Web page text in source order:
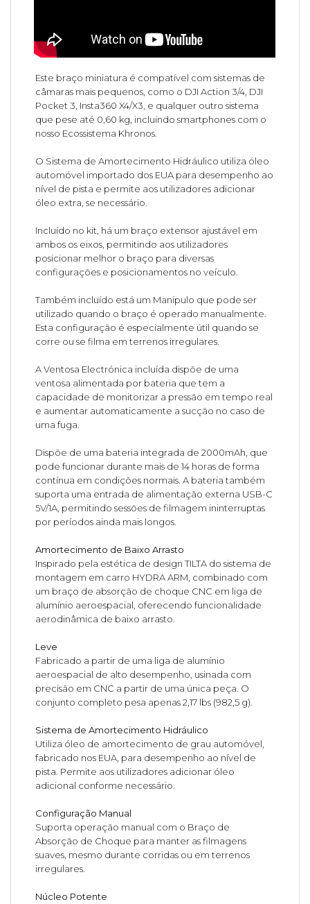
Este braço miniatura é compatível com sistemas de
câmaras mais pequenos, como o DJI Action 3/4, DJI
Pocket 3, Insta360 X4/X3, e qualquer outro sistema
que pese até 0,60 kg, incluindo smartphones com o
nosso Ecossistema Khronos.
O Sistema de Amortecimento Hidráulico utiliza óleo
automóvel importado dos EUA para desempenho ao
nível de pista e permite aos utilizadores adicionar
óleo extra, se necessário.
Incluído no kit, há um braço extensor ajustável em
ambos os eixos, permitindo aos utilizadores
posicionar melhor o braço para diversas
configurações e posicionamentos no veículo.
Também incluído está um Manípulo que pode ser
utilizado quando o braço é operado manualmente.
Esta configuração é especialmente útil quando se
corre ou se filma em terrenos irregulares.
A Ventosa Electrónica incluída dispõe de uma
ventosa alimentada por bateria que tem a
capacidade de monitorizar a pressão em tempo real
e aumentar automaticamente a sucção no caso de
uma fuga.
Dispõe de uma bateria integrada de 2000mAh, que
pode funcionar durante mais de 14 horas de forma
contínua em condições normais. A bateria também
suporta uma entrada de alimentação externa USB-C
5V/1A, permitindo sessões de filmagem ininterruptas
por períodos ainda mais longos.
Amortecimento de Baixo Arrasto
Inspirado pela estética de design TILTA do sistema de
montagem em carro HYDRA ARM, combinado com
um braço de absorção de choque CNC em liga de
alumínio aeroespacial, oferecendo funcionalidade
aerodinâmica de baixo arrasto.
Leve
Fabricado a partir de uma liga de alumínio
aeroespacial de alto desempenho, usinada com
precisão em CNC a partir de uma única peça. O
conjunto completo pesa apenas 2,17 lbs (982,5 g).
Sistema de Amortecimento Hidráulico
Utiliza óleo de amortecimento de grau automóvel,
fabricado nos EUA, para desempenho ao nível de
pista. Permite aos utilizadores adicionar óleo
adicional conforme necessário.
Configuração Manual
Suporta operação manual com o Braço de
Absorção de Choque para manter as filmagens
suaves, mesmo durante corridas ou em terrenos
irregulares.
Núcleo Potente